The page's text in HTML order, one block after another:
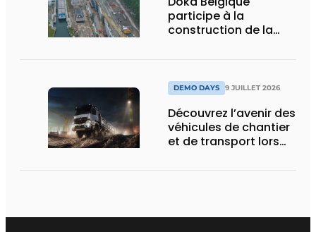
participe à la
construction de la
DEMO DAYS 9 JUILLET 2026
Découvrez l’avenir des
véhicules de chantier
et de transport lors